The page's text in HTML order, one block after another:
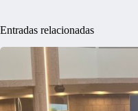
Entradas relacionadas